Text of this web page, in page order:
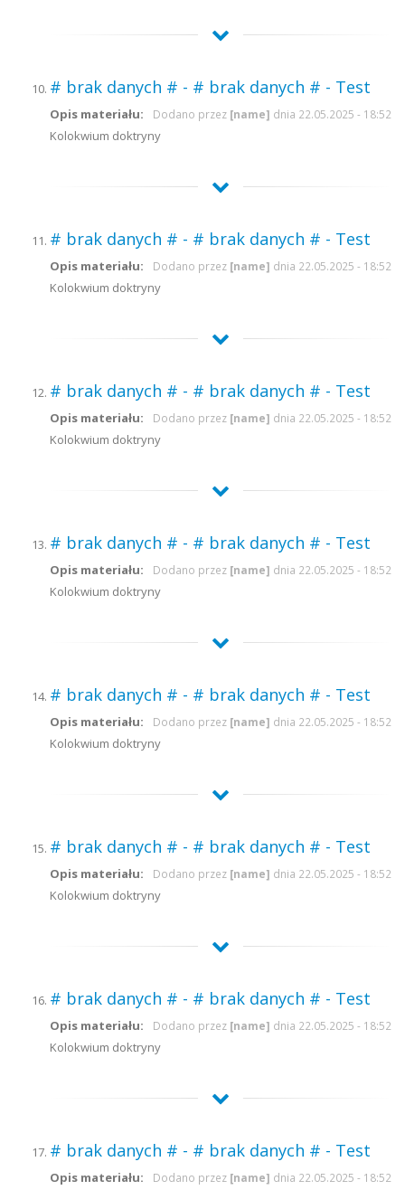
# brak danych # - # brak danych # - Test
Dodano przez [name] dnia 22.05.2025 - 18:52
Opis materiału:
Kolokwium doktryny
# brak danych # - # brak danych # - Test
Dodano przez [name] dnia 22.05.2025 - 18:52
Opis materiału:
Kolokwium doktryny
# brak danych # - # brak danych # - Test
Dodano przez [name] dnia 22.05.2025 - 18:52
Opis materiału:
Kolokwium doktryny
# brak danych # - # brak danych # - Test
Dodano przez [name] dnia 22.05.2025 - 18:52
Opis materiału:
Kolokwium doktryny
# brak danych # - # brak danych # - Test
Dodano przez [name] dnia 22.05.2025 - 18:52
Opis materiału:
Kolokwium doktryny
# brak danych # - # brak danych # - Test
Dodano przez [name] dnia 22.05.2025 - 18:52
Opis materiału:
Kolokwium doktryny
# brak danych # - # brak danych # - Test
Dodano przez [name] dnia 22.05.2025 - 18:52
Opis materiału:
Kolokwium doktryny
# brak danych # - # brak danych # - Test
Dodano przez [name] dnia 22.05.2025 - 18:52
Opis materiału: